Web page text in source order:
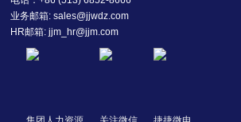
业务邮箱: sales@jjwdz.com
HR邮箱: jjm_hr@jjm.com